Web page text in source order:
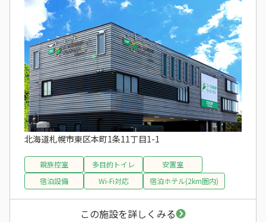
北海道札幌市東区本町1条11丁目1-1
親族控室 多目的トイレ
安置室
宿泊設備
Wi-Fi対応 宿泊ホテル(2km圏内)
この施設を詳しくみる